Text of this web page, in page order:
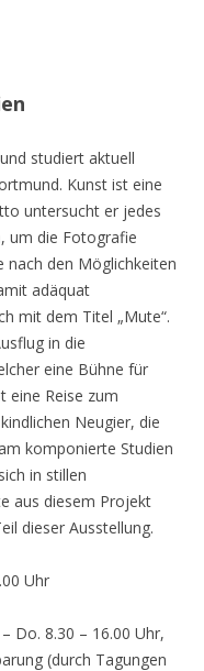
studiert aktuell
Kunst ist eine
untersucht er jedes
um die Fotografie
nach den Möglichkeiten
adäquat
mit dem Titel „Mute“.
in die
eine Bühne für
eine Reise zum
Neugier, die
komponierte Studien
in stillen
aus diesem Projekt
dieser Ausstellung.
Uhr
Do. 8.30 – 16.00 Uhr,
(durch Tagungen